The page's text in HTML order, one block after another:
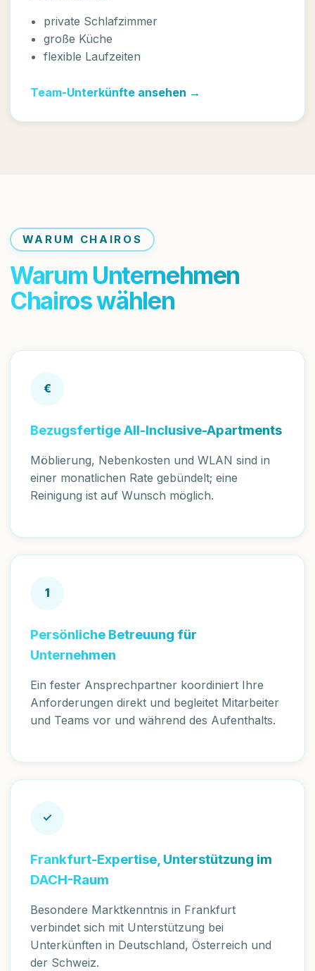
private Schlafzimmer
große Küche
flexible Laufzeiten
Team-Unterkünfte ansehen →
WARUM CHAIROS
Warum Unternehmen
Chairos wählen
€
Bezugsfertige All-Inclusive-Apartments
Möblierung, Nebenkosten und WLAN sind in
einer monatlichen Rate gebündelt; eine
Reinigung ist auf Wunsch möglich.
1
Persönliche Betreuung für
Unternehmen
Ein fester Ansprechpartner koordiniert Ihre
Anforderungen direkt und begleitet Mitarbeiter
und Teams vor und während des Aufenthalts.
✓
Frankfurt-Expertise, Unterstützung im
DACH-Raum
Besondere Marktkenntnis in Frankfurt
verbindet sich mit Unterstützung bei
Unterkünften in Deutschland, Österreich und
der Schweiz.